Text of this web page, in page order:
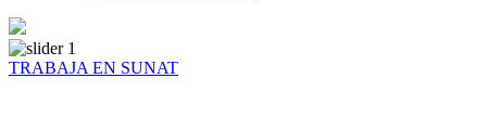
TRABAJA EN SUNAT